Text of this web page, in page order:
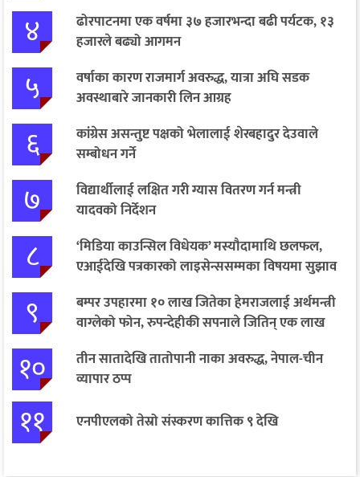
४
ढोरपाटनमा एक वर्षमा ३७ हजारभन्दा बढी पर्यटक, १३
हजारले बढ्यो आगमन
५
वर्षाका कारण राजमार्ग अवरुद्ध, यात्रा अघि सडक
अवस्थाबारे जानकारी लिन आग्रह
६
कांग्रेस असन्तुष्ट पक्षको भेलालाई शेरबहादुर देउवाले
सम्बोधन गर्ने
७
विद्यार्थीलाई लक्षित गरी ग्यास वितरण गर्न मन्त्री
यादवको निर्देशन
८
‘मिडिया काउन्सिल विधेयक’ मस्यौदामाथि छलफल,
एआईदेखि पत्रकारको लाइसेन्ससम्मका विषयमा सुझाव
९
बम्पर उपहारमा १० लाख जितेका हेमराजलाई अर्थमन्त्री
वाग्लेको फोन, रुपन्देहीकी सपनाले जितिन् एक लाख
१०
तीन सातादेखि तातोपानी नाका अवरुद्ध, नेपाल-चीन
व्यापार ठप्प
११ एनपीएलको तेस्रो संस्करण कात्तिक ९ देखि